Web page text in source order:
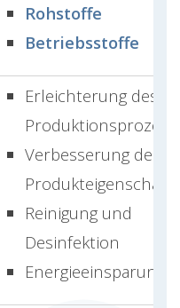
Rohstoffe
Betriebsstoffe
Erleichterung des
Verbesserung der
Reinigung und
Desinfektion
Energieeinsparung